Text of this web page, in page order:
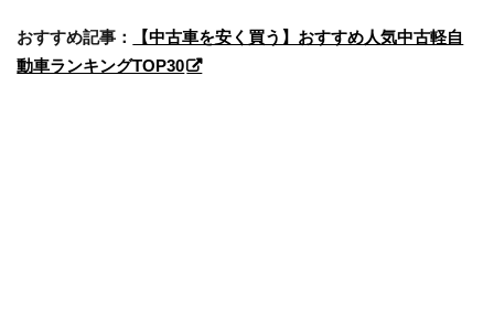
おすすめ記事：
【中古車を安く買う】おすすめ人気中古軽自
動車ランキングTOP30